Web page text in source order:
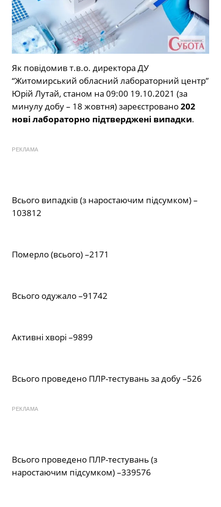
Як повідомив т.в.о. директора ДУ
“Житомирський обласний лабораторний центр”
Юрій Лутай, станом на 09:00 19.10.2021 (за
минулу добу – 18 жовтня) зареєстровано202
нові лабораторно підтверджені випадки.
РЕКЛАМА
Всього випадків (з наростаючим підсумком) –
103812
Померло (всього) –2171
Всього одужало –91742
Активні хворі –9899
Всього проведено ПЛР-тестувань за добу –526
РЕКЛАМА
Всього проведено ПЛР-тестувань (з
наростаючим підсумком) –339576